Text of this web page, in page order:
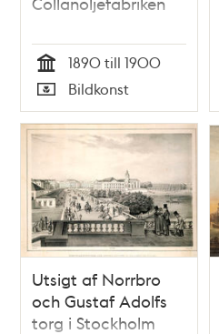
Tid
1890 till 1900
Typ
Bildkonst
Utsigt af Norrbro
och Gustaf Adolfs
torg i Stockholm